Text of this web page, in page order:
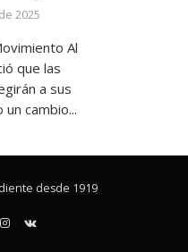
2025
Al
que las
a sus
cambio...
desde 1919